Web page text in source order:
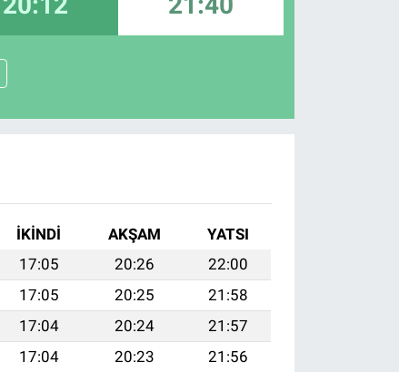
İKINDI AKŞAM
YATSI
17:05 20:26
22:00
17:05 20:25
21:58
17:04 20:24
21:57
17:04 20:23
21:56